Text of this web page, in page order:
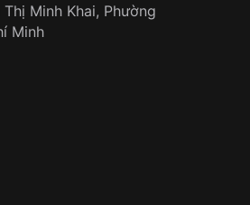
tra và thanh toán trực tiếp
Minh Khai, Phường
Minh